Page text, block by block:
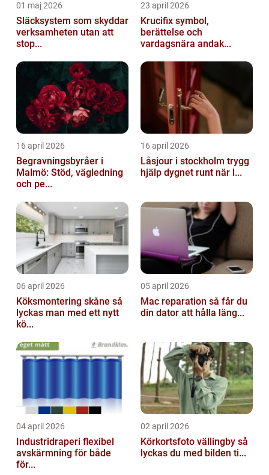
01 maj 2026
Släcksystem som skyddar
verksamheten utan att
stop...
23 april 2026
Krucifix symbol,
berättelse och
vardagsnära andak...
16 april 2026
Begravningsbyråer i
Malmö: Stöd, vägledning
och pe...
16 april 2026
Låsjour i stockholm trygg
hjälp dygnet runt när l...
06 april 2026
Köksmontering skåne så
lyckas man med ett nytt
kö...
05 april 2026
Mac reparation så får du
din dator att hålla läng...
04 april 2026
Industridraperi flexibel
avskärmning för både
för...
02 april 2026
Körkortsfoto vällingby så
lyckas du med bilden ti...